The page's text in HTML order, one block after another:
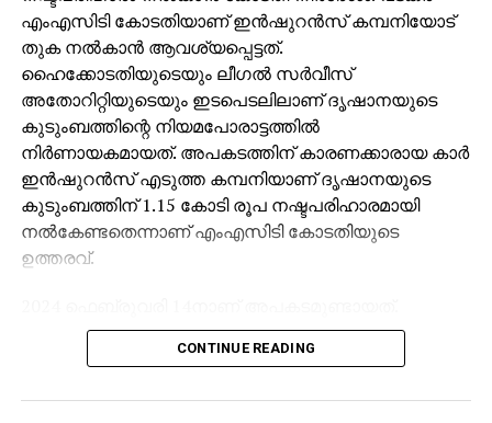
എംഎസിടി കോടതിയാണ് ഇന്‍ഷുറന്‍സ് കമ്പനിയോട്
തുക നല്‍കാന്‍ ആവശ്യപ്പെട്ടത്.
ഹൈക്കോടതിയുടെയും ലീഗല്‍ സര്‍വീസ്
അതോറിറ്റിയുടെയും ഇടപെടലിലാണ് ദൃഷാനയുടെ
കുടുംബത്തിന്റെ നിയമപോരാട്ടത്തില്‍
നിര്‍ണായകമായത്. അപകടത്തിന് കാരണക്കാരായ കാര്‍
ഇന്‍ഷുറന്‍സ് എടുത്ത കമ്പനിയാണ് ദൃഷാനയുടെ
കുടുംബത്തിന് 1.15 കോടി രൂപ നഷ്ടപരിഹാരമായി
നല്‍കേണ്ടതെന്നാണ് എംഎസിടി കോടതിയുടെ
ഉത്തരവ്.
അപകടത്തില്‍ കോമയിലായ ദൃഷാനയും മുത്തശ്ശി
ബേബിയും വടകര ചേറോട് ദേശീയപാത
CONTINUE READING